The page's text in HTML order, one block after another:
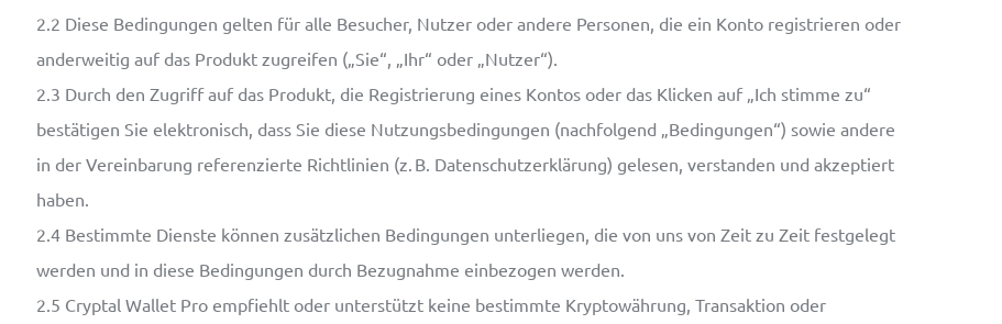
2.2 Diese Bedingungen gelten für alle Besucher, Nutzer oder andere Personen, die ein Konto registrieren oder
anderweitig auf das Produkt zugreifen („Sie“, „Ihr“ oder „Nutzer“).
2.3 Durch den Zugriff auf das Produkt, die Registrierung eines Kontos oder das Klicken auf „Ich stimme zu“
bestätigen Sie elektronisch, dass Sie diese Nutzungsbedingungen (nachfolgend „Bedingungen“) sowie andere
in der Vereinbarung referenzierte Richtlinien (z. B. Datenschutzerklärung) gelesen, verstanden und akzeptiert
haben.
2.4Bestimmte Dienste können zusätzlichen Bedingungen unterliegen, die von uns von Zeit zu Zeit festgelegt
werden und in diese Bedingungen durch Bezugnahme einbezogen werden.
2.5 Cryptal Wallet Pro empfiehlt oder unterstützt keine bestimmte Kryptowährung, Transaktion oder